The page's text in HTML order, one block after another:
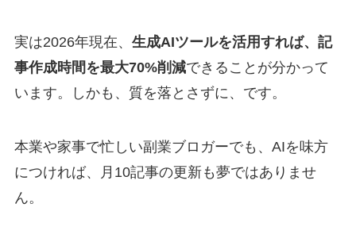
実は2026年現在、 生成AIツールを活用すれば、記
事作成時間を最大70%削減できることが分かって
います。しかも、質を落とさずに、です。
本業や家事で忙しい副業ブロガーでも、AIを味方
につければ、月10記事の更新も夢ではありませ
ん。